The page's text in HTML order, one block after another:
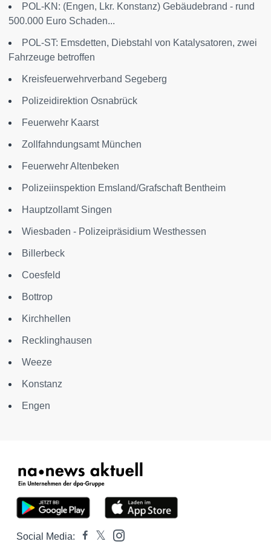
POL-KN: (Engen, Lkr. Konstanz) Gebäudebrand - rund
500.000 Euro Schaden...
POL-ST: Emsdetten, Diebstahl von Katalysatoren, zwei
Fahrzeuge betroffen
Kreisfeuerwehrverband Segeberg
Polizeidirektion Osnabrück
Feuerwehr Kaarst
Zollfahndungsamt München
Feuerwehr Altenbeken
Polizeiinspektion Emsland/Grafschaft Bentheim
Hauptzollamt Singen
Wiesbaden - Polizeipräsidium Westhessen
Billerbeck
Coesfeld
Bottrop
Kirchhellen
Recklinghausen
Weeze
Konstanz
Engen
Social Media: